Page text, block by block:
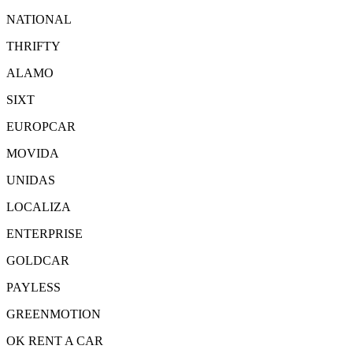
NATIONAL
THRIFTY
ALAMO
SIXT
EUROPCAR
MOVIDA
UNIDAS
LOCALIZA
ENTERPRISE
GOLDCAR
PAYLESS
GREENMOTION
OK RENT A CAR